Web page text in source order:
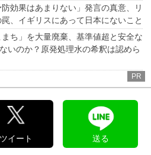
効果はあまりない」発言の真意、リ
、イギリスにあって日本にないこと
ち」を大量廃棄、基準値超と安全な
いのか？原発処理水の希釈は認めら
PR
ツイート 送る